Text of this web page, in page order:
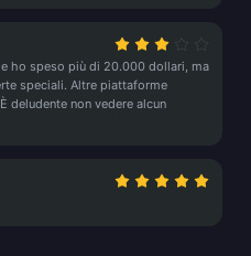
ho speso più di 20.000 dollari, ma
speciali. Altre piattaforme
deludente non vedere alcun